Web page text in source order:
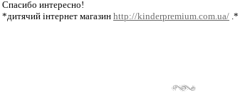
Спасибо интересно!
*дитячий інтернет магазин http://kinderpremium.com.ua/ .*